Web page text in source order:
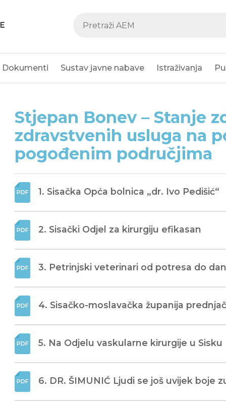
Dokumenti Sustav javne nabave Istraživanja
Stjepan Bonev – Stanje
zdravstvenih usluga na
pogođenim područjima
1. Sisačka Opća bolnica „dr. Ivo Pedišić“
2. Sisački Odjel za kirurgiju efikasan
3. Petrinjski veterinari od potresa do
4. Sisačko-moslavačka županija
5. Na Odjelu vaskularne kirurgije u Sisku
6. DR. ŠIMUNIĆ Ljudi se još uvijek boje